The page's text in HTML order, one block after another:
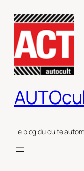
contenu
Le blog du culte